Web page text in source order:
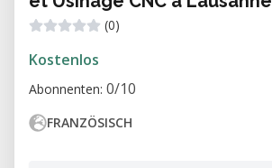
(0)
Kostenlos
Abonnenten: 0/10
FRANZÖSISCH